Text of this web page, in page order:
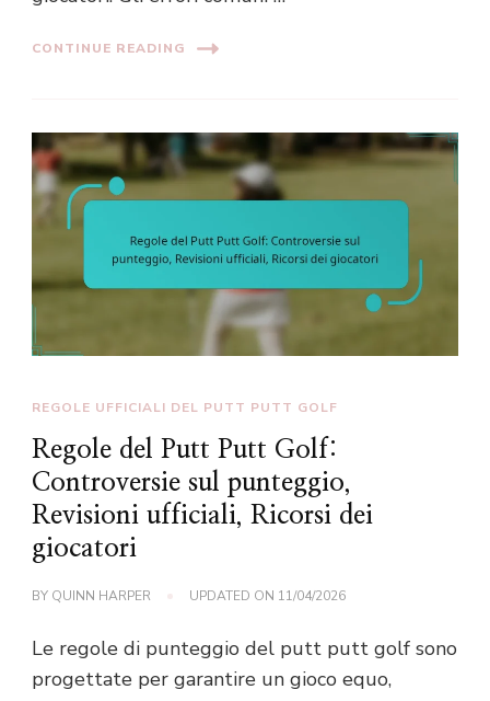
CONTINUE READING
REGOLE UFFICIALI DEL PUTT PUTT GOLF
Regole del Putt Putt Golf:
Controversie sul punteggio,
Revisioni ufficiali, Ricorsi dei
giocatori
BY QUINN HARPER UPDATED ON 11/04/2026
Le regole di punteggio del putt putt golf sono
progettate per garantire un gioco equo,